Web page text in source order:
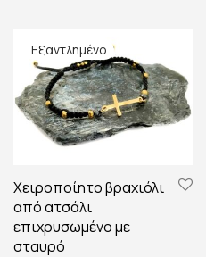
Χειροποίητο βραχιόλι
από ατσάλι
επιχρυσωμένο με
σταυρό